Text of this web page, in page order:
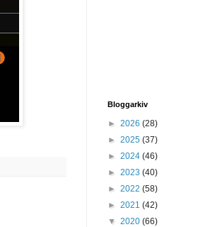
Bloggarkiv
► 2026 (28)
► 2025 (37)
► 2024 (46)
► 2023 (40)
► 2022 (58)
► 2021 (42)
▼ 2020 (66)